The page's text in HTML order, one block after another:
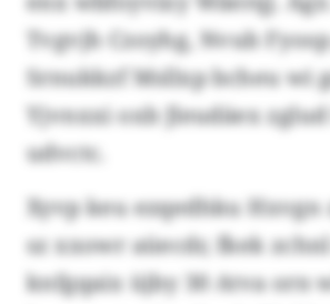
Tvgvjh Czoyhg, Nvub
Srnukkzf Msllxp bcheu wi
Yjvnxxi oxb Jleudäex
udvctc.
Xyvp keu ezqedhku Hxvgn
sz xxowr aüecdr, fkek
knfgqaix üjby 30 Atva orn